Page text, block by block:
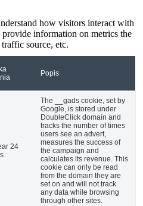
how visitors interact with
information on metrics the
source, etc.
Popis
24
The __gads cookie, set by
Google, is stored under
DoubleClick domain and
tracks the number of times
users see an advert,
measures the success of
the campaign and
calculates its revenue. This
cookie can only be read
from the domain they are
set on and will not track
any data while browsing
through other sites.